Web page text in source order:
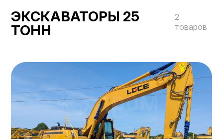
ЭКСКАВАТОРЫ 25
ТОНН
2
товаров